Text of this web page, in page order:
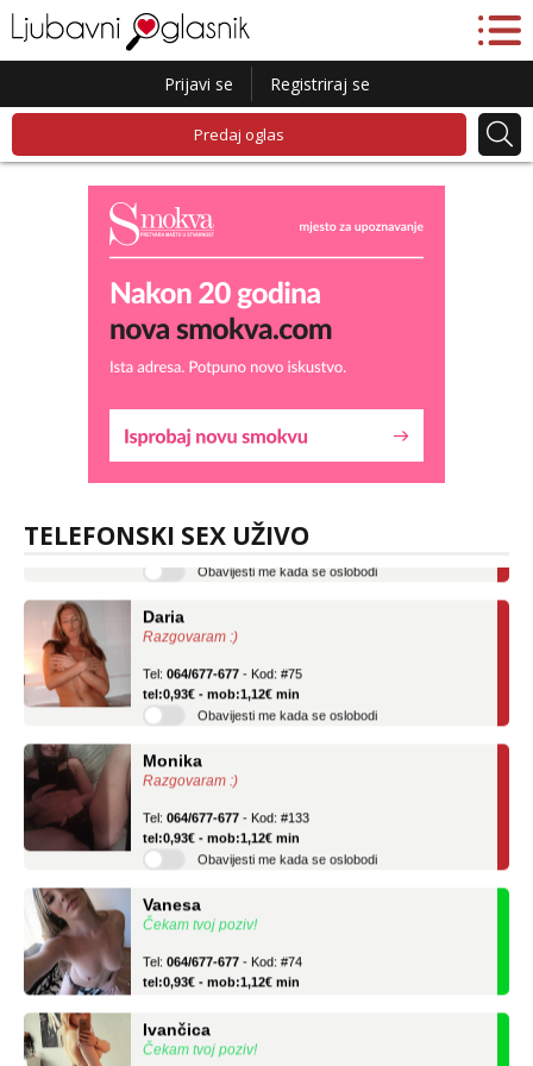
Prijavi se Registriraj se
Predaj oglas
TELEFONSKI SEX UŽIVO
tel:0,93€ - mob:1,12€ min
Razgovaram :)
tel:0,93€ - mob:1,12€ min
Obavijesti me kada se oslobodi
Razgovaram :)
tel:0,93€ - mob:1,12€ min
Obavijesti me kada se oslobodi
Čekam tvoj poziv!
tel:0,93€ - mob:1,12€ min
Čekam tvoj poziv!